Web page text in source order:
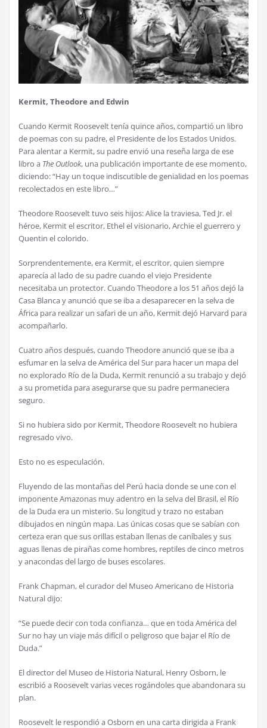
Kermit, Theodore and Edwin
Cuando Kermit Roosevelt tenía quince años, compartió un libro
de poemas con su padre, el Presidente de los Estados Unidos.
Para alentar a Kermit, su padre envió una reseña larga de ese
libro a The Outlook, una publicación importante de ese momento,
diciendo: “Hay un toque indiscutible de genialidad en los poemas
recolectados en este libro…”
Theodore Roosevelt tuvo seis hijos: Alice la traviesa, Ted Jr. el
héroe, Kermit el escritor, Ethel el visionario, Archie el guerrero y
Quentin el colorido.
Sorprendentemente, era Kermit, el escritor, quien siempre
aparecía al lado de su padre cuando el viejo Presidente
necesitaba un protector. Cuando Theodore a los 51 años dejó la
Casa Blanca y anunció que se iba a desaparecer en la selva de
África para realizar un safari de un año, Kermit dejó Harvard para
acompañarlo.
Cuatro años después, cuando Theodore anunció que se iba a
esfumar en la selva de América del Sur para hacer un mapa del
no explorado Río de la Duda, Kermit renunció a su trabajo y dejó
a su prometida para asegurarse que su padre permaneciera
seguro.
Si no hubiera sido por Kermit, Theodore Roosevelt no hubiera
regresado vivo.
Esto no es especulación.
Fluyendo de las montañas del Perú hacia donde se une con el
imponente Amazonas muy adentro en la selva del Brasil, el Río
de la Duda era un misterio. Su longitud y trazo no estaban
dibujados en ningún mapa. Las únicas cosas que se sabían con
certeza eran que sus orillas estaban llenas de caníbales y sus
aguas llenas de pirañas come hombres, reptiles de cinco metros
y anacondas del largo de buses escolares.
Frank Chapman, el curador del Museo Americano de Historia
Natural dijo:
“Se puede decir con toda confianza… que en toda América del
Sur no hay un viaje más difícil o peligroso que bajar el Río de
Duda.”
El director del Museo de Historia Natural, Henry Osborn, le
escribió a Roosevelt varias veces rogándoles que abandonara su
plan.
Roosevelt le respondió a Osborn en una carta dirigida a Frank